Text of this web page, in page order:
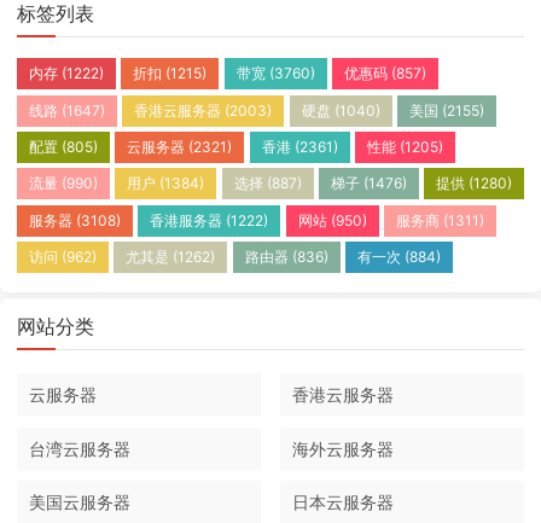
标签列表
内存 (1222) 折扣 (1215) 带宽(3760) 优惠码(857)
线路 (1647) 香港云服务器 (2003) 硬盘 (1040) 美国 (2155)
配置 (805) 云服务器 (2321) 香港(2361) 性能(1205)
流量 (990) 用户 (1384) 选择 (887) 梯子(1476) 提供 (1280)
服务器 (3108) 香港服务器 (1222) 网站(950) 服务商(1311)
访问 (962) 尤其是 (1262) 路由器 (836) 有一次 (884)
网站分类
云服务器 香港云服务器
台湾云服务器 海外云服务器
美国云服务器 日本云服务器